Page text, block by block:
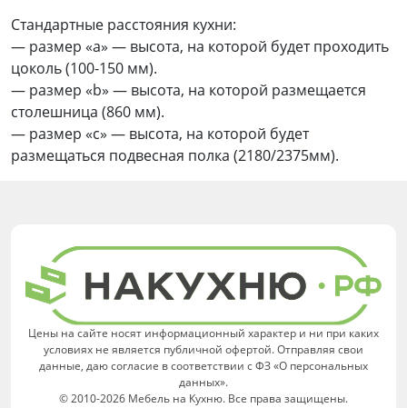
Стандартные расстояния кухни:
— размер «a» — высота, на которой будет проходить
цоколь (100-150 мм).
— размер «b» — высота, на которой размещается
столешница (860 мм).
— размер «c» — высота, на которой будет
размещаться подвесная полка (2180/2375мм).
Цены на сайте носят информационный характер и ни при каких
условиях не является публичной офертой. Отправляя свои
данные, даю согласие в соответствии с ФЗ «О персональных
данных».
© 2010-2026 Мебель на Кухню. Все права защищены.